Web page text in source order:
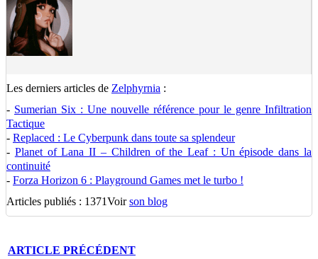
Les derniers articles de Zelphyrnia :
- Sumerian Six : Une nouvelle référence pour le genre Infiltration
Tactique
- Replaced : Le Cyberpunk dans toute sa splendeur
- Planet of Lana II – Children of the Leaf : Un épisode dans la
continuité
- Forza Horizon 6 : Playground Games met le turbo !
Articles publiés : 1371Voirson blog
ARTICLE PRÉCÉDENT